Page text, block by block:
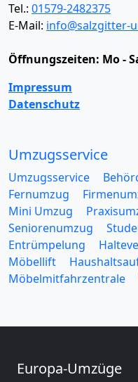
Tel.: 01579-2482375
E-Mail: info@salzgitter-
Öffnungszeiten: Mo -
Impressum
Datenschutz
Umzugsservice
Umzugsservice
Fernumzug
Mini Umzug
Seniorenumzug
Entrümpelung
Möbellift
Möbelmitfahrzentrale
Europa-Umzüge